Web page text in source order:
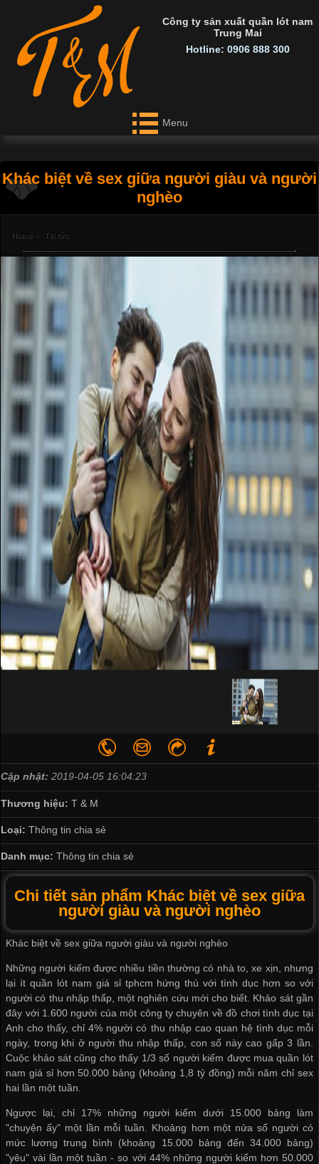
Công ty sản xuất quần lót nam
Trung Mai
Hotline: 0906 888 300
Menu
Khác biệt về sex giữa người giàu và người
nghèo
Home › Tin tức
Cập nhật: 2019-04-05 16:04:23
Thương hiệu: T & M
Loại: Thông tin chia sẻ
Danh mục: Thông tin chia sẻ
Chi tiết sản phẩm Khác biệt về sex giữa
người giàu và người nghèo
Khác biệt về sex giữa người giàu và người nghèo
Những người kiếm được nhiều tiền thường có nhà to, xe xịn, nhưng
lại ítquần lót nam giá sỉ tphcm hứng thú với tình dục hơn so với
người có thu nhập thấp, một nghiên cứu mới cho biết. Khảo sát gần
đây với 1.600 người của một công ty chuyên về đồ chơi tình dục tại
Anh cho thấy, chỉ 4% người có thu nhập cao quan hệ tình dục mỗi
ngày, trong khi ở người thu nhập thấp, con số này cao gấp 3 lần.
Cuộc khảo sát cũng cho thấy 1/3 số người kiếm được mua quần lót
nam giá sỉhơn 50.000 bảng (khoảng 1,8 tỷ đồng) mỗi năm chỉ sex
hai lần một tuần.
Ngược lại, chỉ 17% những người kiếm dưới 15.000 bảng làm
"chuyện ấy" một lần mỗi tuần. Khoảng hơn một nửa số người có
mức lương trung bình (khoảng 15.000 bảng đến 34.000 bảng)
"yêu" vài lần một tuần - so với 44% những người kiếm hơn 50.000